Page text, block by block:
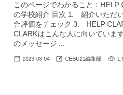
このページでわかること：HELP
の学校紹介 目次 1. 紹介いただ
合評価をチェック 3. HELP
CLARKはこんな人に向いていま
のメッセージ ...
2023-08-04 CEBU21編集部